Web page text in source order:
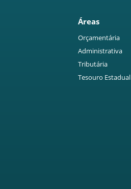
Áreas
Orçamentária
Administrativa
Tributária
Tesouro Estadual